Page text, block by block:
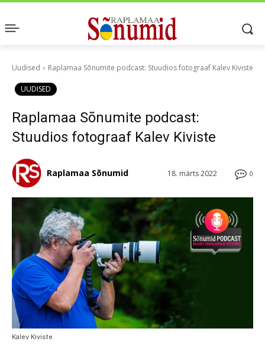
Uudised Raplamaa Sõnumite podcast: Stuudios fotograaf Kalev Kiviste
UUDISED
Raplamaa Sõnumite podcast:
Stuudios fotograaf Kalev Kiviste
0
18. märts 2022
Raplamaa Sõnumid
Kalev Kiviste.